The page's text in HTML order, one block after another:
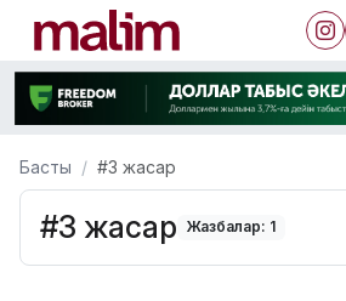
Басты #3 жасар
#3 жасар Жазбалар: 1